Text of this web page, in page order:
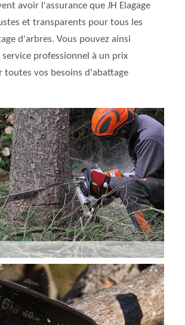
avoir l'assurance que JH Elagage
et transparents pour tous les
d'arbres. Vous pouvez ainsi
professionnel à un prix
toutes vos besoins d'abattage